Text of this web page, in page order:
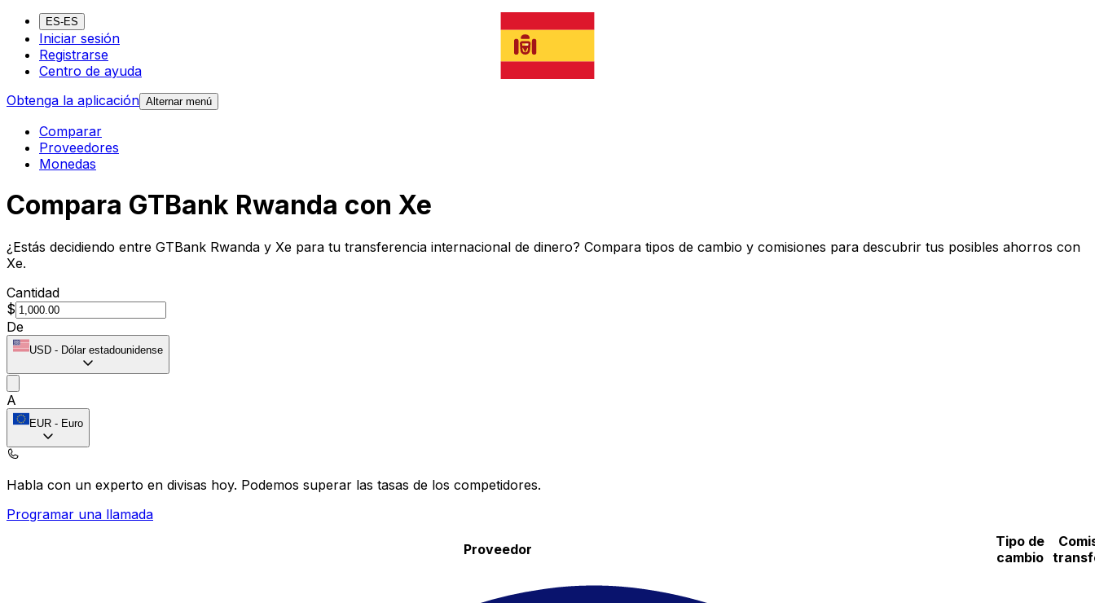
ES-ES
Iniciar sesión
Registrarse
Centro de ayuda
Obtenga la aplicación Alternar menú
Comparar
Proveedores
Monedas
Compara GTBank Rwanda con Xe
¿Estás decidiendo entre GTBank Rwanda y Xe para tu transferencia internacional de dinero? Compara tipos de cambio y comisiones para descubrir tus posibles ahorros con
Xe.
Cantidad
$
De
USD - Dólar estadounidense
A
EUR - Euro
Habla con un experto en divisas hoy. Podemos superar las tasas de los competidores.
Programar una llamada
Proveedor
Tipo de
cambio